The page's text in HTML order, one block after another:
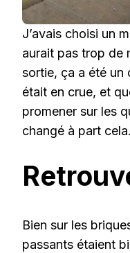
J’avais choisi un
aurait pas trop de
sortie, ça a été un
était en crue, et
promener sur les
changé à part cela.
Bien sur les
passants étaient